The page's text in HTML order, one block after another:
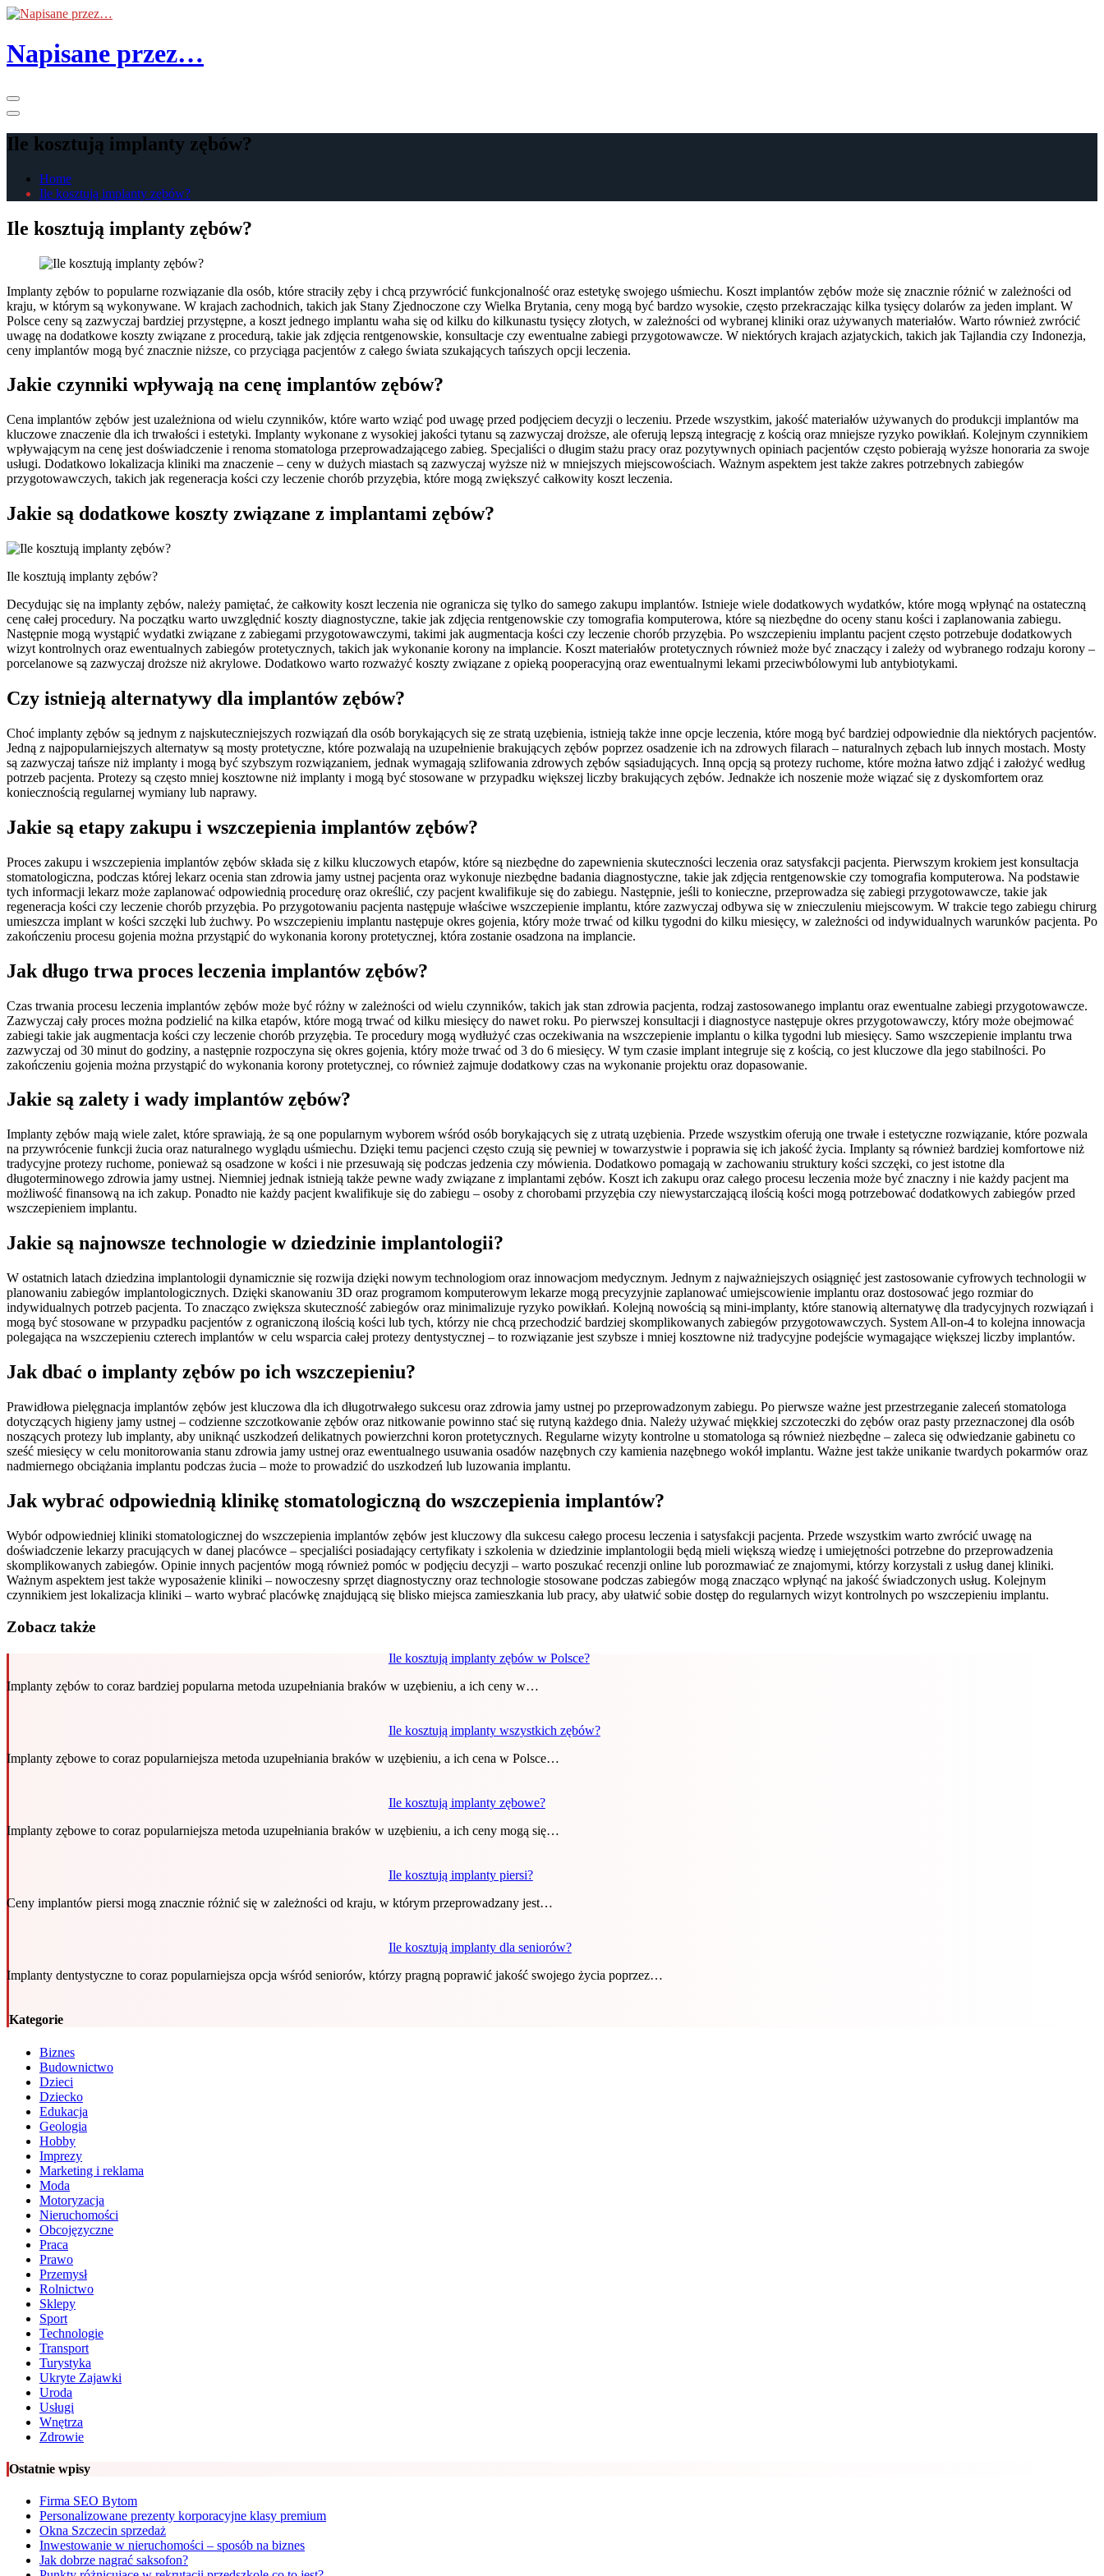
Skip
the
content
Napisane przez…
Ile kosztują implanty zębów?
Home
Ile kosztują implanty zębów?
Ile kosztują implanty zębów?
Implanty zębów to popularne rozwiązanie dla osób, które straciły zęby i chcą przywrócić funkcjonalność oraz estetykę swojego uśmiechu. Koszt implantów zębów może się znacznie różnić w zależności od
kraju, w którym są wykonywane. W krajach zachodnich, takich jak Stany Zjednoczone czy Wielka Brytania, ceny mogą być bardzo wysokie, często przekraczając kilka tysięcy dolarów za jeden implant. W
Polsce ceny są zazwyczaj bardziej przystępne, a koszt jednego implantu waha się od kilku do kilkunastu tysięcy złotych, w zależności od wybranej kliniki oraz używanych materiałów. Warto również zwrócić
uwagę na dodatkowe koszty związane z procedurą, takie jak zdjęcia rentgenowskie, konsultacje czy ewentualne zabiegi przygotowawcze. W niektórych krajach azjatyckich, takich jak Tajlandia czy Indonezja,
ceny implantów mogą być znacznie niższe, co przyciąga pacjentów z całego świata szukających tańszych opcji leczenia.
Jakie czynniki wpływają na cenę implantów zębów?
Cena implantów zębów jest uzależniona od wielu czynników, które warto wziąć pod uwagę przed podjęciem decyzji o leczeniu. Przede wszystkim, jakość materiałów używanych do produkcji implantów ma
kluczowe znaczenie dla ich trwałości i estetyki. Implanty wykonane z wysokiej jakości tytanu są zazwyczaj droższe, ale oferują lepszą integrację z kością oraz mniejsze ryzyko powikłań. Kolejnym czynnikiem
wpływającym na cenę jest doświadczenie i renoma stomatologa przeprowadzającego zabieg. Specjaliści o długim stażu pracy oraz pozytywnych opiniach pacjentów często pobierają wyższe honoraria za swoje
usługi. Dodatkowo lokalizacja kliniki ma znaczenie – ceny w dużych miastach są zazwyczaj wyższe niż w mniejszych miejscowościach. Ważnym aspektem jest także zakres potrzebnych zabiegów
przygotowawczych, takich jak regeneracja kości czy leczenie chorób przyzębia, które mogą zwiększyć całkowity koszt leczenia.
Jakie są dodatkowe koszty związane z implantami zębów?
Ile kosztują implanty zębów?
Decydując się na implanty zębów, należy pamiętać, że całkowity koszt leczenia nie ogranicza się tylko do samego zakupu implantów. Istnieje wiele dodatkowych wydatków, które mogą wpłynąć na ostateczną
cenę całej procedury. Na początku warto uwzględnić koszty diagnostyczne, takie jak zdjęcia rentgenowskie czy tomografia komputerowa, które są niezbędne do oceny stanu kości i zaplanowania zabiegu.
Następnie mogą wystąpić wydatki związane z zabiegami przygotowawczymi, takimi jak augmentacja kości czy leczenie chorób przyzębia. Po wszczepieniu implantu pacjent często potrzebuje dodatkowych
wizyt kontrolnych oraz ewentualnych zabiegów protetycznych, takich jak wykonanie korony na implancie. Koszt materiałów protetycznych również może być znaczący i zależy od wybranego rodzaju korony –
porcelanowe są zazwyczaj droższe niż akrylowe. Dodatkowo warto rozważyć koszty związane z opieką pooperacyjną oraz ewentualnymi lekami przeciwbólowymi lub antybiotykami.
Czy istnieją alternatywy dla implantów zębów?
Choć implanty zębów są jednym z najskuteczniejszych rozwiązań dla osób borykających się ze stratą uzębienia, istnieją także inne opcje leczenia, które mogą być bardziej odpowiednie dla niektórych pacjentów.
Jedną z najpopularniejszych alternatyw są mosty protetyczne, które pozwalają na uzupełnienie brakujących zębów poprzez osadzenie ich na zdrowych filarach – naturalnych zębach lub innych mostach. Mosty
są zazwyczaj tańsze niż implanty i mogą być szybszym rozwiązaniem, jednak wymagają szlifowania zdrowych zębów sąsiadujących. Inną opcją są protezy ruchome, które można łatwo zdjąć i założyć według
potrzeb pacjenta. Protezy są często mniej kosztowne niż implanty i mogą być stosowane w przypadku większej liczby brakujących zębów. Jednakże ich noszenie może wiązać się z dyskomfortem oraz
koniecznością regularnej wymiany lub naprawy.
Jakie są etapy zakupu i wszczepienia implantów zębów?
Proces zakupu i wszczepienia implantów zębów składa się z kilku kluczowych etapów, które są niezbędne do zapewnienia skuteczności leczenia oraz satysfakcji pacjenta. Pierwszym krokiem jest konsultacja
stomatologiczna, podczas której lekarz ocenia stan zdrowia jamy ustnej pacjenta oraz wykonuje niezbędne badania diagnostyczne, takie jak zdjęcia rentgenowskie czy tomografia komputerowa. Na podstawie
tych informacji lekarz może zaplanować odpowiednią procedurę oraz określić, czy pacjent kwalifikuje się do zabiegu. Następnie, jeśli to konieczne, przeprowadza się zabiegi przygotowawcze, takie jak
regeneracja kości czy leczenie chorób przyzębia. Po przygotowaniu pacjenta następuje właściwe wszczepienie implantu, które zazwyczaj odbywa się w znieczuleniu miejscowym. W trakcie tego zabiegu chirurg
umieszcza implant w kości szczęki lub żuchwy. Po wszczepieniu implantu następuje okres gojenia, który może trwać od kilku tygodni do kilku miesięcy, w zależności od indywidualnych warunków pacjenta. Po
zakończeniu procesu gojenia można przystąpić do wykonania korony protetycznej, która zostanie osadzona na implancie.
Jak długo trwa proces leczenia implantów zębów?
Czas trwania procesu leczenia implantów zębów może być różny w zależności od wielu czynników, takich jak stan zdrowia pacjenta, rodzaj zastosowanego implantu oraz ewentualne zabiegi przygotowawcze.
Zazwyczaj cały proces można podzielić na kilka etapów, które mogą trwać od kilku miesięcy do nawet roku. Po pierwszej konsultacji i diagnostyce następuje okres przygotowawczy, który może obejmować
zabiegi takie jak augmentacja kości czy leczenie chorób przyzębia. Te procedury mogą wydłużyć czas oczekiwania na wszczepienie implantu o kilka tygodni lub miesięcy. Samo wszczepienie implantu trwa
zazwyczaj od 30 minut do godziny, a następnie rozpoczyna się okres gojenia, który może trwać od 3 do 6 miesięcy. W tym czasie implant integruje się z kością, co jest kluczowe dla jego stabilności. Po
zakończeniu gojenia można przystąpić do wykonania korony protetycznej, co również zajmuje dodatkowy czas na wykonanie projektu oraz dopasowanie.
Jakie są zalety i wady implantów zębów?
Implanty zębów mają wiele zalet, które sprawiają, że są one popularnym wyborem wśród osób borykających się z utratą uzębienia. Przede wszystkim oferują one trwałe i estetyczne rozwiązanie, które pozwala
na przywrócenie funkcji żucia oraz naturalnego wyglądu uśmiechu. Dzięki temu pacjenci często czują się pewniej w towarzystwie i poprawia się ich jakość życia. Implanty są również bardziej komfortowe niż
tradycyjne protezy ruchome, ponieważ są osadzone w kości i nie przesuwają się podczas jedzenia czy mówienia. Dodatkowo pomagają w zachowaniu struktury kości szczęki, co jest istotne dla
długoterminowego zdrowia jamy ustnej. Niemniej jednak istnieją także pewne wady związane z implantami zębów. Koszt ich zakupu oraz całego procesu leczenia może być znaczny i nie każdy pacjent ma
możliwość finansową na ich zakup. Ponadto nie każdy pacjent kwalifikuje się do zabiegu – osoby z chorobami przyzębia czy niewystarczającą ilością kości mogą potrzebować dodatkowych zabiegów przed
wszczepieniem implantu.
Jakie są najnowsze technologie w dziedzinie implantologii?
W ostatnich latach dziedzina implantologii dynamicznie się rozwija dzięki nowym technologiom oraz innowacjom medycznym. Jednym z najważniejszych osiągnięć jest zastosowanie cyfrowych technologii w
planowaniu zabiegów implantologicznych. Dzięki skanowaniu 3D oraz programom komputerowym lekarze mogą precyzyjnie zaplanować umiejscowienie implantu oraz dostosować jego rozmiar do
indywidualnych potrzeb pacjenta. To znacząco zwiększa skuteczność zabiegów oraz minimalizuje ryzyko powikłań. Kolejną nowością są mini-implanty, które stanowią alternatywę dla tradycyjnych rozwiązań i
mogą być stosowane w przypadku pacjentów z ograniczoną ilością kości lub tych, którzy nie chcą przechodzić bardziej skomplikowanych zabiegów przygotowawczych. System All-on-4 to kolejna innowacja
polegająca na wszczepieniu czterech implantów w celu wsparcia całej protezy dentystycznej – to rozwiązanie jest szybsze i mniej kosztowne niż tradycyjne podejście wymagające większej liczby implantów.
Jak dbać o implanty zębów po ich wszczepieniu?
Prawidłowa pielęgnacja implantów zębów jest kluczowa dla ich długotrwałego sukcesu oraz zdrowia jamy ustnej po przeprowadzonym zabiegu. Po pierwsze ważne jest przestrzeganie zaleceń stomatologa
dotyczących higieny jamy ustnej – codzienne szczotkowanie zębów oraz nitkowanie powinno stać się rutyną każdego dnia. Należy używać miękkiej szczoteczki do zębów oraz pasty przeznaczonej dla osób
noszących protezy lub implanty, aby uniknąć uszkodzeń delikatnych powierzchni koron protetycznych. Regularne wizyty kontrolne u stomatologa są również niezbędne – zaleca się odwiedzanie gabinetu co
sześć miesięcy w celu monitorowania stanu zdrowia jamy ustnej oraz ewentualnego usuwania osadów nazębnych czy kamienia nazębnego wokół implantu. Ważne jest także unikanie twardych pokarmów oraz
nadmiernego obciążania implantu podczas żucia – może to prowadzić do uszkodzeń lub luzowania implantu.
Jak wybrać odpowiednią klinikę stomatologiczną do wszczepienia implantów?
Wybór odpowiedniej kliniki stomatologicznej do wszczepienia implantów zębów jest kluczowy dla sukcesu całego procesu leczenia i satysfakcji pacjenta. Przede wszystkim warto zwrócić uwagę na
doświadczenie lekarzy pracujących w danej placówce – specjaliści posiadający certyfikaty i szkolenia w dziedzinie implantologii będą mieli większą wiedzę i umiejętności potrzebne do przeprowadzenia
skomplikowanych zabiegów. Opinie innych pacjentów mogą również pomóc w podjęciu decyzji – warto poszukać recenzji online lub porozmawiać ze znajomymi, którzy korzystali z usług danej kliniki.
Ważnym aspektem jest także wyposażenie kliniki – nowoczesny sprzęt diagnostyczny oraz technologie stosowane podczas zabiegów mogą znacząco wpłynąć na jakość świadczonych usług. Kolejnym
czynnikiem jest lokalizacja kliniki – warto wybrać placówkę znajdującą się blisko miejsca zamieszkania lub pracy, aby ułatwić sobie dostęp do regularnych wizyt kontrolnych po wszczepieniu implantu.
Zobacz także
Ile kosztują implanty zębów w Polsce?
Implanty zębów to coraz bardziej popularna metoda uzupełniania braków w uzębieniu, a ich ceny w…
Ile kosztują implanty wszystkich zębów?
Implanty zębowe to coraz popularniejsza metoda uzupełniania braków w uzębieniu, a ich cena w Polsce…
Ile kosztują implanty zębowe?
Implanty zębowe to coraz popularniejsza metoda uzupełniania braków w uzębieniu, a ich ceny mogą się…
Ile kosztują implanty piersi?
Ceny implantów piersi mogą znacznie różnić się w zależności od kraju, w którym przeprowadzany jest…
Ile kosztują implanty dla seniorów?
Implanty dentystyczne to coraz popularniejsza opcja wśród seniorów, którzy pragną poprawić jakość swojego życia poprzez…
Kategorie
Biznes
Budownictwo
Dzieci
Dziecko
Edukacja
Geologia
Hobby
Imprezy
Marketing i reklama
Moda
Motoryzacja
Nieruchomości
Obcojęzyczne
Praca
Prawo
Przemysł
Rolnictwo
Sklepy
Sport
Technologie
Transport
Turystyka
Ukryte Zajawki
Uroda
Usługi
Wnętrza
Zdrowie
Ostatnie wpisy
Firma SEO Bytom
Personalizowane prezenty korporacyjne klasy premium
Okna Szczecin sprzedaż
Inwestowanie w nieruchomości – sposób na biznes
Jak dobrze nagrać saksofon?